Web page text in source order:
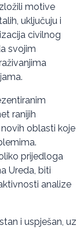
motive
uključuju i
civilnog
svojim
ranijih
oblasti koje
prijedloga
Ureda, biti
analize
i uspješan, uz